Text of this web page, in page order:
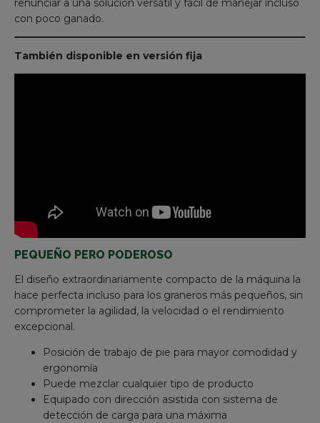
renunciar a una solución versátil y fácil de manejar incluso
con poco ganado.
También disponible en versión fija
PEQUEÑO PERO PODEROSO
El diseño extraordinariamente compacto de la máquina la
hace perfecta incluso para los graneros más pequeños, sin
comprometer la agilidad, la velocidad o el rendimiento
excepcional.
Posición de trabajo de pie para mayor comodidad y
ergonomía
Puede mezclar cualquier tipo de producto
Equipado con dirección asistida con sistema de
detección de carga para una máxima